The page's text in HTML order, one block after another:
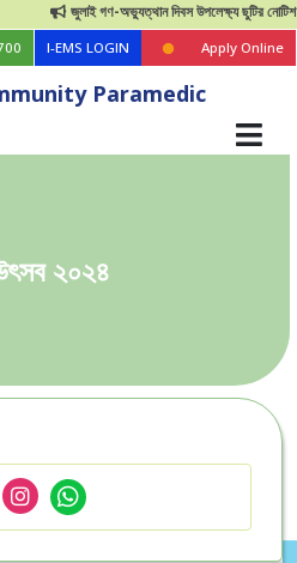
জুলাই গণ-অভ্যুত্থান দিবস উপলেক্ষ্য ছুটির নোটিশ
I-EMS LOGIN Apply Online
Paramedic
২০২৪